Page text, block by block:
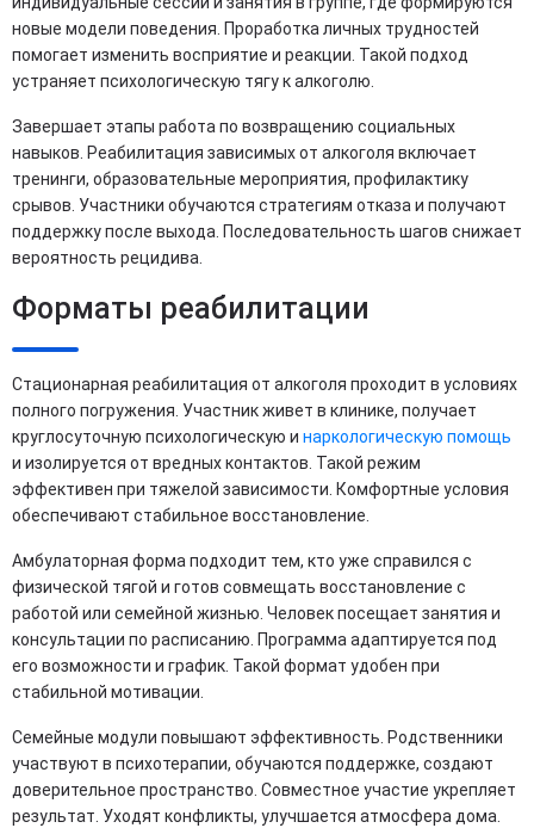
новые модели поведения. Проработка личных трудностей
помогает изменить восприятие и реакции. Такой подход
устраняет психологическую тягу к алкоголю.
Завершает этапы работа по возвращению социальных
навыков. Реабилитация зависимых от алкоголя включает
тренинги, образовательные мероприятия, профилактику
срывов. Участники обучаются стратегиям отказа и получают
поддержку после выхода. Последовательность шагов снижает
вероятность рецидива.
Форматы реабилитации
Стационарная реабилитация от алкоголя проходит в условиях
полного погружения. Участник живет в клинике, получает
круглосуточную психологическую и наркологическую помощь
и изолируется от вредных контактов. Такой режим
эффективен при тяжелой зависимости. Комфортные условия
обеспечивают стабильное восстановление.
Амбулаторная форма подходит тем, кто уже справился с
физической тягой и готов совмещать восстановление с
работой или семейной жизнью. Человек посещает занятия и
консультации по расписанию. Программа адаптируется под
его возможности и график. Такой формат удобен при
стабильной мотивации.
Семейные модули повышают эффективность. Родственники
участвуют в психотерапии, обучаются поддержке, создают
доверительное пространство. Совместное участие укрепляет
результат. Уходят конфликты, улучшается атмосфера дома.